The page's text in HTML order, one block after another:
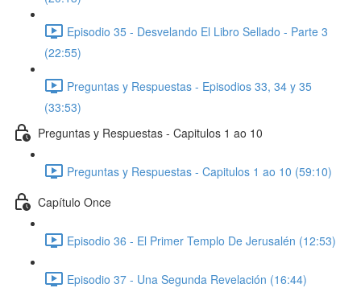
Episodio 35 - Desvelando El Libro Sellado - Parte 3
(22:55)
Preguntas y Respuestas - Episodios 33, 34 y 35
(33:53)
Preguntas y Respuestas - Capitulos 1 ao 10
Preguntas y Respuestas - Capitulos 1 ao 10 (59:10)
Capítulo Once
Episodio 36 - El Primer Templo De Jerusalén (12:53)
Episodio 37 - Una Segunda Revelación (16:44)